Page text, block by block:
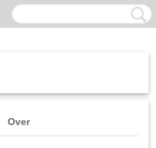
Over